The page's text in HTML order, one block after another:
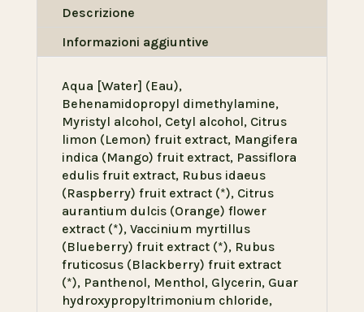
Descrizione
Informazioni aggiuntive
Aqua [Water] (Eau),
Behenamidopropyl dimethylamine,
Myristyl alcohol, Cetyl alcohol, Citrus
limon (Lemon) fruit extract, Mangifera
indica (Mango) fruit extract, Passiflora
edulis fruit extract, Rubus idaeus
(Raspberry) fruit extract (*), Citrus
aurantium dulcis (Orange) flower
extract (*), Vaccinium myrtillus
(Blueberry) fruit extract (*), Rubus
fruticosus (Blackberry) fruit extract
(*), Panthenol, Menthol, Glycerin, Guar
hydroxypropyltrimonium chloride,